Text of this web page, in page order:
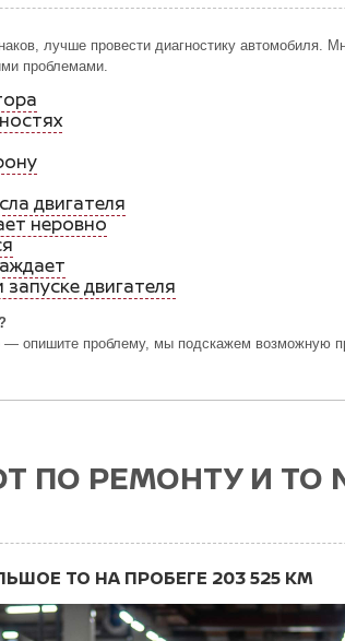
лучше провести диагностику автомобиля.
проблемами.
двигателя
неровно
двигателя
опишите проблему, мы подскажем возможную
ПО РЕМОНТУ И ТО
ТО НА ПРОБЕГЕ 203 525 КМ